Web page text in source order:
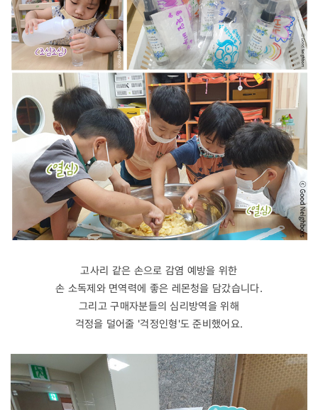
고사리 같은 손으로 감염 예방을 위한
손 소독제와 면역력에 좋은 레몬청을 담갔습니다.
그리고 구매자분들의 심리방역을 위해
걱정을 덜어줄 '걱정인형'도 준비했어요.